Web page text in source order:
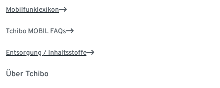
Mobilfunklexikon
Tchibo MOBIL FAQs
Entsorgung / Inhaltsstoffe
Über Tchibo